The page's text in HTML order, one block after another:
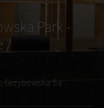
Park -
/
Grzybowska 5a